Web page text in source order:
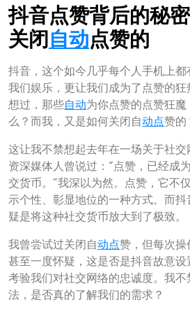
抖音点赞背后的秘
关闭自动点赞的
抖音，这个如今几乎每个人手机上
我们娱乐，更让我们成为了点赞的
想过，那些自动为你点赞的点赞狂
么？而我，又是如何关闭自动点赞的
这让我不禁想起去年在一场关于社
资深媒体人曾说过：“点赞，已经成
交货币。”我深以为然。点赞，它不
示个性、彰显地位的一种方式。而抖
疑是将这种社交货币放大到了极致。
我曾尝试过关闭自动点赞，但每次
甚至一度怀疑，这是否是抖音故意
考验我们对社交网络的忠诚度。我
法，是否真的了解我们的需求？